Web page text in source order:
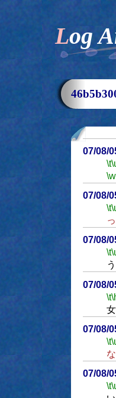
Log
07/08/
\t
07/08/
\t
07/08/
\t
07/08/
\t
07/08/
\t
な
07/08/
\t